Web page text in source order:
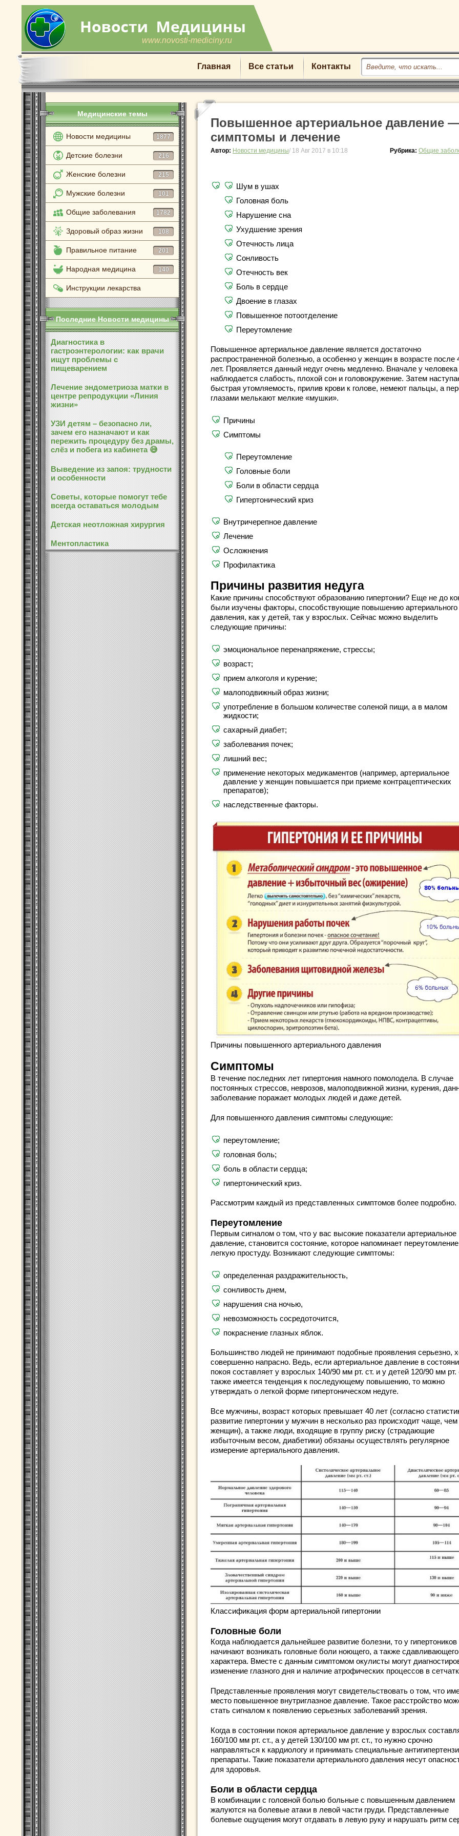
www.novosti-mediciny.ru
Главная Все статьи Контакты
Медицинские темы
Новости медицины 1877
Детские болезни 216
Женские болезни 215
Мужские болезни 101
Общие заболевания 1782
Здоровый образ жизни 108
Правильное питание 201
Народная медицина 140
Инструкции лекарства
Последние Новости медицины
Диагностика в
гастроэнтерологии: как врачи
ищут проблемы с
пищеварением
Лечение эндометриоза матки в
центре репродукции «Линия
жизни»
УЗИ детям – безопасно ли,
зачем его назначают и как
пережить процедуру без драмы,
слёз и побега из кабинета 😅
Выведение из запоя: трудности
и особенности
Советы, которые помогут тебе
всегда оставаться молодым
Детская неотложная хирургия
Ментопластика
Повышенное артериальное давление
симптомы и лечение
Автор: Новости медицины/ 18 Авг 2017 в 10:18 Рубрика: Общие
Шум в ушах
Головная боль
Нарушение сна
Ухудшение зрения
Отечность лица
Сонливость
Отечность век
Боль в сердце
Двоение в глазах
Повышенное потоотделение
Переутомление
Повышенное артериальное давление является достаточно
распространенной болезнью, а особенно у женщин в возрасте после
лет. Проявляется данный недуг очень медленно. Вначале у человека
наблюдается слабость, плохой сон и головокружение. Затем
быстрая утомляемость, прилив крови к голове, немеют пальцы, а
глазами мелькают мелкие «мушки».
Причины
Симптомы
Переутомление
Головные боли
Боли в области сердца
Гипертонический криз
Внутричерепное давление
Лечение
Осложнения
Профилактика
Причины развития недуга
Какие причины способствуют образованию гипертонии? Еще не до
были изучены факторы, способствующие повышению артериального
давления, как у детей, так у взрослых. Сейчас можно выделить
следующие причины:
эмоциональное перенапряжение, стрессы;
возраст;
прием алкоголя и курение;
малоподвижный образ жизни;
употребление в большом количестве соленой пищи, а в малом
жидкости;
сахарный диабет;
заболевания почек;
лишний вес;
применение некоторых медикаментов (например, артериальное
давление у женщин повышается при приеме контрацептических
препаратов);
наследственные факторы.
Причины повышенного артериального давления
Симптомы
В течение последних лет гипертония намного помолодела. В случае
постоянных стрессов, неврозов, малоподвижной жизни, курения,
заболевание поражает молодых людей и даже детей.
Для повышенного давления симптомы следующие:
переутомление;
головная боль;
боль в области сердца;
гипертонический криз.
Рассмотрим каждый из представленных симптомов более подробно.
Переутомление
Первым сигналом о том, что у вас высокие показатели артериальное
давление, становится состояние, которое напоминает
легкую простуду. Возникают следующие симптомы:
определенная раздражительность,
сонливость днем,
нарушения сна ночью,
невозможность сосредоточится,
покраснение глазных яблок.
Большинство людей не принимают подобные проявления серьезно,
совершенно напрасно. Ведь, если артериальное давление в
покоя составляет у взрослых 140/90 мм рт. ст. и у детей 120/90 мм рт.
также имеется тенденция к последующему повышению, то можно
утверждать о легкой форме гипертоническом недуге.
Все мужчины, возраст которых превышает 40 лет (согласно
развитие гипертонии у мужчин в несколько раз происходит чаще, чем
женщин), а также люди, входящие в группу риску (страдающие
избыточным весом, диабетики) обязаны осуществлять регулярное
измерение артериального давления.
Классификация форм артериальной гипертонии
Головные боли
Когда наблюдается дальнейшее развитие болезни, то у гипертоников
начинают возникать головные боли ноющего, а также сдавливающего
характера. Вместе с данным симптомом окулисты могут
изменение глазного дня и наличие атрофических процессов в
Представленные проявления могут свидетельствовать о том, что
место повышенное внутриглазное давление. Такое расстройство
стать сигналом к появлению серьезных заболеваний зрения.
Когда в состоянии покоя артериальное давление у взрослых
160/100 мм рт. ст., а у детей 130/100 мм рт. ст., то нужно срочно
направляться к кардиологу и принимать специальные
препараты. Такие показатели артериального давления несут
для здоровья.
Боли в области сердца
В комбинации с головной болью больные с повышенным давлением
жалуются на болевые атаки в левой части груди. Представленные
болевые ощущения могут отдавать в левую руку и нарушать ритм